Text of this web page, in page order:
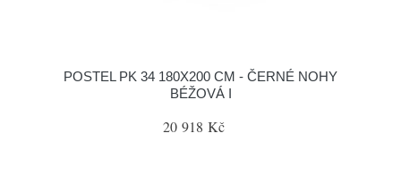
POSTEL PK 34 180X200 CM - ČERNÉ NOHY
BÉŽOVÁ I
20 918 Kč